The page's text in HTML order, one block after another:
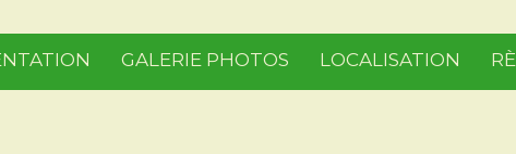
GALERIE PHOTOS LOCALISATION